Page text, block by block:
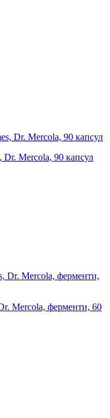
Dr. Mercola, 90 капсул
Mercola, ферменти, 60